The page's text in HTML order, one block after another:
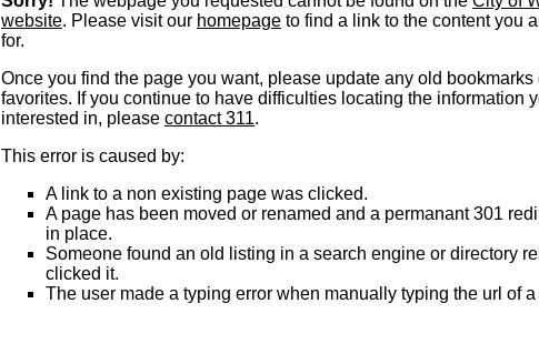
website. Please visit our homepage to find a link to the content you
for.
Once you find the page you want, please update any old bookmarks
favorites. If you continue to have difficulties locating the information
interested in, please contact 311.
This error is caused by:
A link to a non existing page was clicked.
A page has been moved or renamed and a permanant 301
in place.
Someone found an old listing in a search engine or directory
clicked it.
The user made a typing error when manually typing the url of